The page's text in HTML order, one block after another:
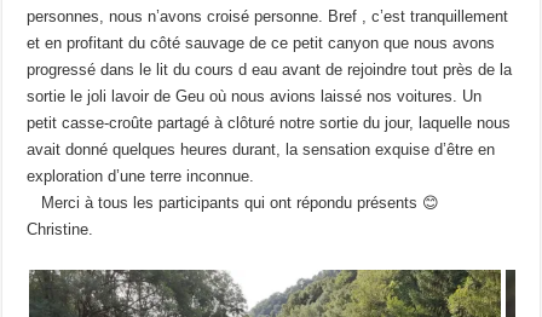
personnes, nous n’avons croisé personne. Bref , c’est tranquillement
et en profitant du côté sauvage de ce petit canyon que nous avons
progressé dans le lit du cours d eau avant de rejoindre tout près de la
sortie le joli lavoir de Geu où nous avions laissé nos voitures. Un
petit casse-croûte partagé à clôturé notre sortie du jour, laquelle nous
avait donné quelques heures durant, la sensation exquise d’être en
exploration d’une terre inconnue.
Merci à tous les participants qui ont répondu présents 😊
Christine.